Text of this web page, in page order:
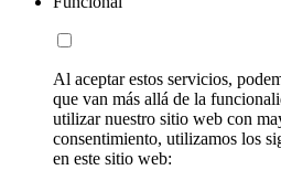
Al aceptar estos servicios,
que van más allá de la
utilizar nuestro sitio web con
consentimiento, utilizamos los
en este sitio web: